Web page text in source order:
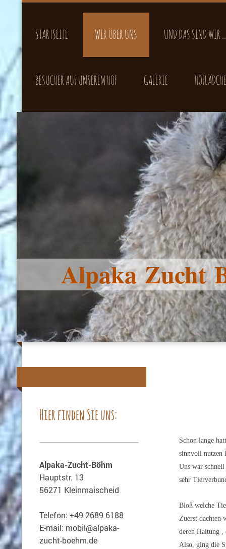
STARTSEITE WIR ÜBER UNS UND DAS SIND WIR
BESUCHER AUF UNSEREM HOF GALERIE
Alpaka Zucht
Schon lange
sinnvoll nutzen
Uns war
sehr
Bloß welche
Zuerst dachten
deren Haltung ,
Also, ging die
Hier finden Sie uns:
Alpaka-Zucht-Böhm
Hauptstr. 13
56271 Kleinmaischeid
Telefon: +49 2689 6188
E-mail: mobil@alpaka-
zucht-boehm.de